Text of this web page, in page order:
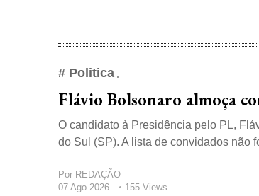
# Politica
Flávio Bolsonaro almoça
O candidato à Presidência pelo PL,
do Sul (SP). A lista de convidados não
Por REDAÇÃO
07 Ago 2026
155 Views